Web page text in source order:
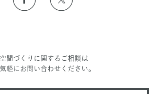
空間づくりに関するご相談は
軽にお問い合わせください。